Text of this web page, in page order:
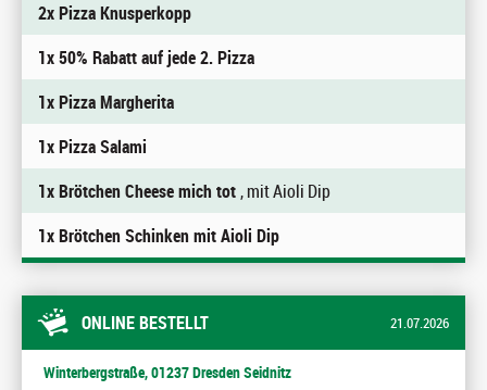
2x Pizza Knusperkopp
1x 50% Rabatt auf jede 2. Pizza
1x Pizza Margherita
1x Pizza Salami
1x Brötchen Cheese mich tot, mit Aioli Dip
1x Brötchen Schinken mit Aioli Dip
ONLINE BESTELLT 21.07.2026
Winterbergstraße, 01237 Dresden Seidnitz